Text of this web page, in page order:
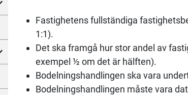
Fastighetens fullständiga
1:1).
Det ska framgå hur stor andel av
exempel ½ om det är hälften).
Bodelningshandlingen ska vara
Bodelningshandlingen måste vara